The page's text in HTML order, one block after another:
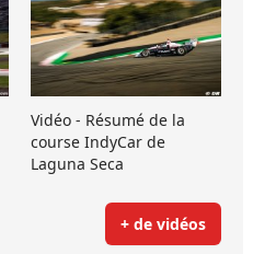
Vidéo - Résumé de la
course IndyCar de
Laguna Seca
+ de vidéos